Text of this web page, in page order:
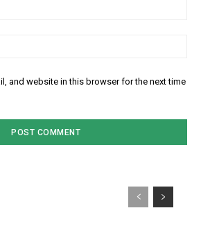
and website in this browser for the next time